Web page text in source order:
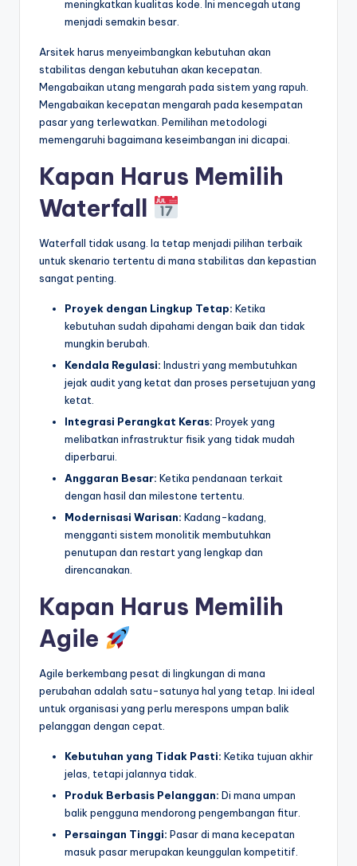
meningkatkan kualitas kode. Ini mencegah utang
menjadi semakin besar.
Arsitek harus menyeimbangkan kebutuhan akan
stabilitas dengan kebutuhan akan kecepatan.
Mengabaikan utang mengarah pada sistem yang rapuh.
Mengabaikan kecepatan mengarah pada kesempatan
pasar yang terlewatkan. Pemilihan metodologi
memengaruhi bagaimana keseimbangan ini dicapai.
Kapan Harus Memilih
Waterfall
Waterfall tidak usang. Ia tetap menjadi pilihan terbaik
untuk skenario tertentu di mana stabilitas dan kepastian
sangat penting.
Proyek dengan Lingkup Tetap: Ketika
kebutuhan sudah dipahami dengan baik dan tidak
mungkin berubah.
Kendala Regulasi: Industri yang membutuhkan
jejak audit yang ketat dan proses persetujuan yang
ketat.
Integrasi Perangkat Keras: Proyek yang
melibatkan infrastruktur fisik yang tidak mudah
diperbarui.
Anggaran Besar: Ketika pendanaan terkait
dengan hasil dan milestone tertentu.
Modernisasi Warisan: Kadang-kadang,
mengganti sistem monolitik membutuhkan
penutupan dan restart yang lengkap dan
direncanakan.
Kapan Harus Memilih
Agile
Agile berkembang pesat di lingkungan di mana
perubahan adalah satu-satunya hal yang tetap. Ini ideal
untuk organisasi yang perlu merespons umpan balik
pelanggan dengan cepat.
Kebutuhan yang Tidak Pasti: Ketika tujuan akhir
jelas, tetapi jalannya tidak.
Produk Berbasis Pelanggan: Di mana umpan
balik pengguna mendorong pengembangan fitur.
Persaingan Tinggi: Pasar di mana kecepatan
masuk pasar merupakan keunggulan kompetitif.